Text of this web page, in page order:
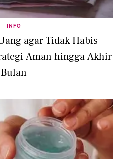
INFO
agar Tidak Habis
Aman hingga Akhir
Bulan